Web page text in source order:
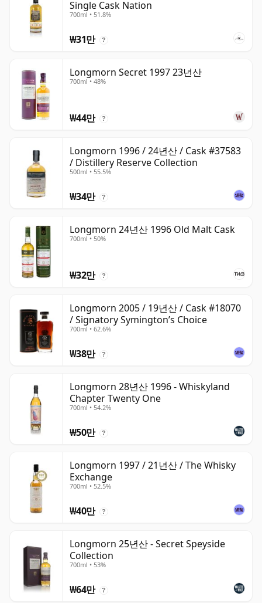
Single Cask Nation
700ml • 51.8%
₩31만 ?
Longmorn Secret 1997 23년산
700ml • 48%
₩44만 ?
Longmorn 1996 / 24년산 / Cask #37583
/ Distillery Reserve Collection
500ml • 55.5%
₩34만 ?
Longmorn 24년산 1996 Old Malt Cask
700ml • 50%
₩32만 ?
Longmorn 2005 / 19년산 / Cask #18070
/ Signatory Symington’s Choice
700ml • 62.6%
₩38만 ?
Longmorn 28년산 1996 - Whiskyland
Chapter Twenty One
700ml • 54.2%
₩50만 ?
Longmorn 1997 / 21년산 / The Whisky
Exchange
700ml • 52.5%
₩40만 ?
Longmorn 25년산 - Secret Speyside
Collection
700ml • 53%
₩64만 ?